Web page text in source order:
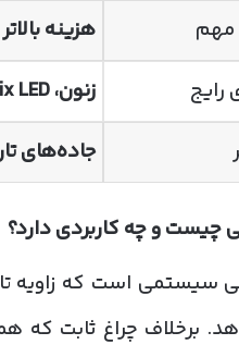
مهم
هزینه
رایج
زنون،LED
جاده‌های
چیست و چه کاربردی دارد؟
سیستمی است که زاویه
برخلاف چراغ ثابت